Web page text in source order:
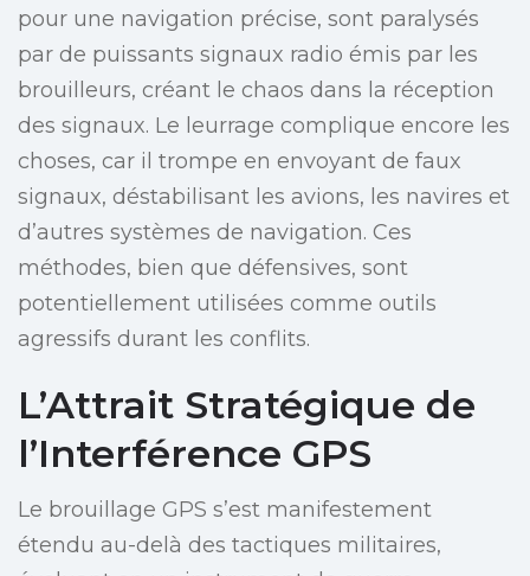
pour une navigation précise, sont paralysés
par de puissants signaux radio émis par les
brouilleurs, créant le chaos dans la réception
des signaux. Le leurrage complique encore les
choses, car il trompe en envoyant de faux
signaux, déstabilisant les avions, les navires et
d’autres systèmes de navigation. Ces
méthodes, bien que défensives, sont
potentiellement utilisées comme outils
agressifs durant les conflits.
L’Attrait Stratégique de
l’Interférence GPS
Le brouillage GPS s’est manifestement
étendu au-delà des tactiques militaires,